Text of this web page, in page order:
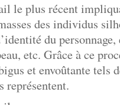
le plus récent
des individus
du
etc. Grâce à ce
et envoûtante tels
représentent.